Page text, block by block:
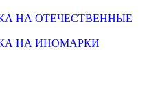
НА ОТЕЧЕСТВЕННЫЕ
НА ИНОМАРКИ